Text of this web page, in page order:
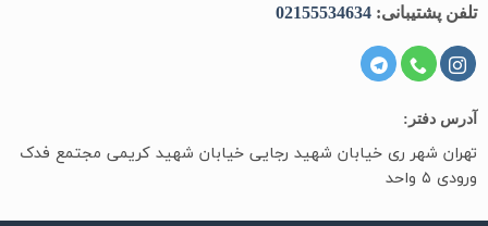
تلفن پشتیبانی:02155534634
آدرس دفتر:
تهران شهر ری خیابان شهید رجایی خیابان شهید کریمی مجتمع فدک
ورودی ۵ واحد